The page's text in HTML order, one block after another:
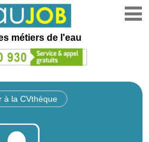
métiers de l'eau
à la CVthèque